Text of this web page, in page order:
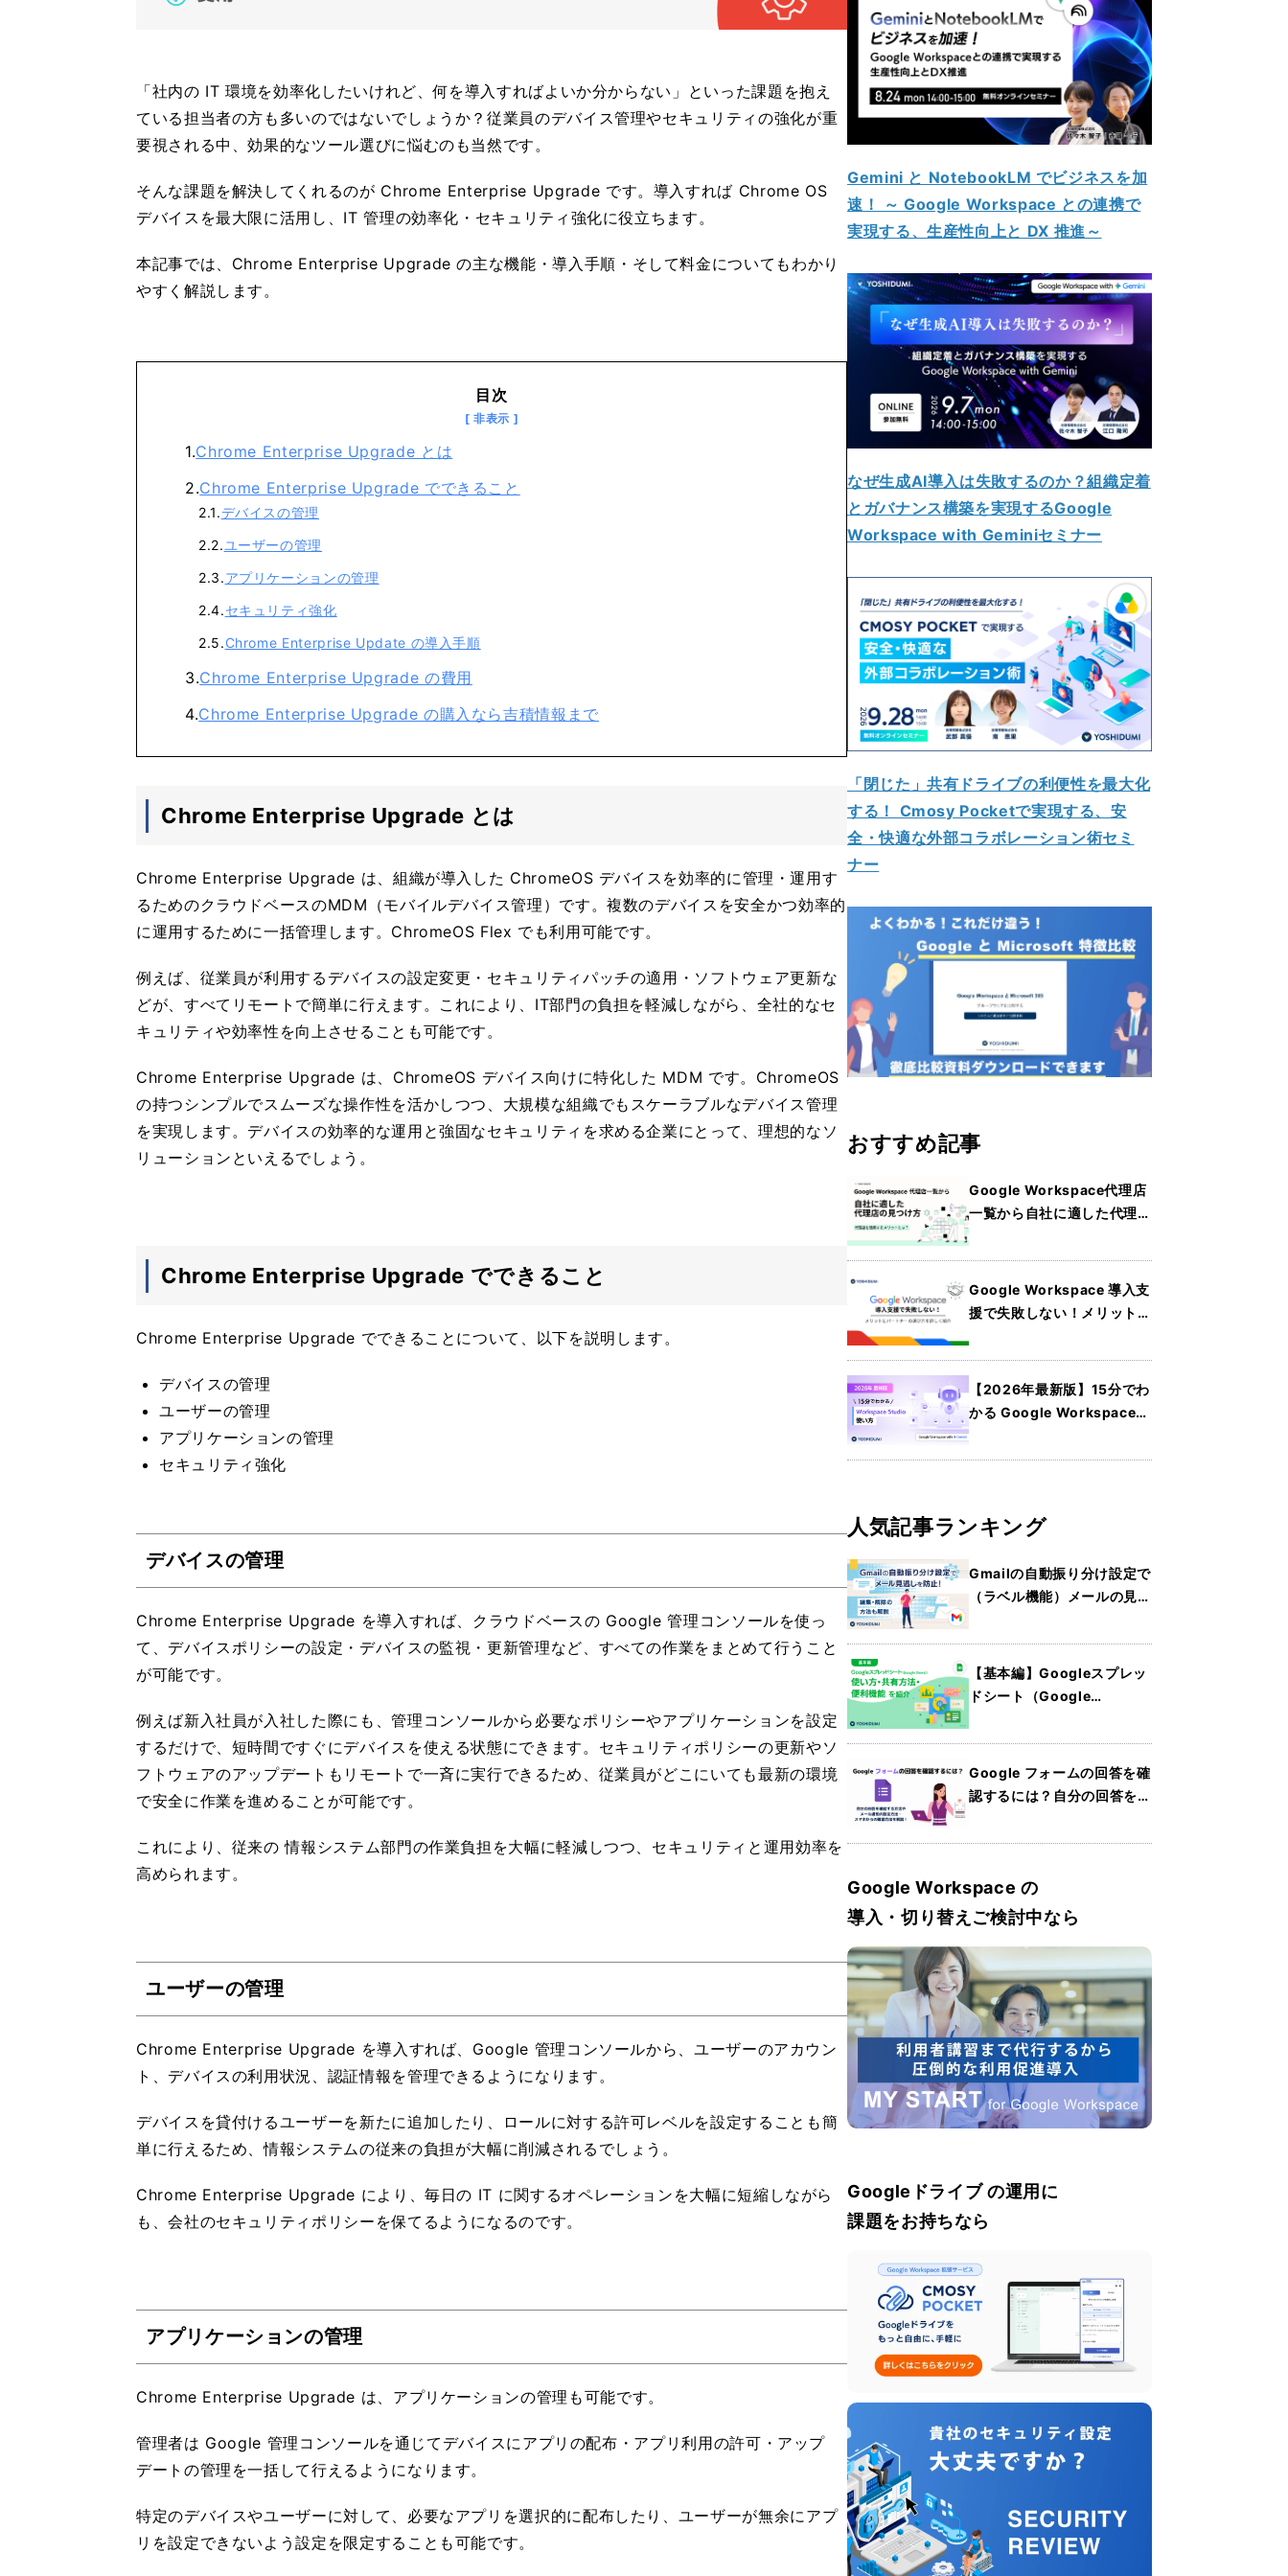
「社内の IT 環境を効率化したいけれど、何を導入すればよいか分からない」といった課題を抱え
ている担当者の方も多いのではないでしょうか？従業員のデバイス管理やセキュリティの強化が重
要視される中、効果的なツール選びに悩むのも当然です。
そんな課題を解決してくれるのが Chrome Enterprise Upgrade です。導入すれば Chrome OS
デバイスを最大限に活用し、IT 管理の効率化・セキュリティ強化に役立ちます。
本記事では、Chrome Enterprise Upgrade の主な機能・導入手順・そして料金についてもわかり
やすく解説します。
目次
Chrome Enterprise Upgrade とは
Chrome Enterprise Upgrade でできること
デバイスの管理
ユーザーの管理
アプリケーションの管理
セキュリティ強化
Chrome Enterprise Update の導入手順
Chrome Enterprise Upgrade の費用
Chrome Enterprise Upgrade の購入なら吉積情報まで
Chrome Enterprise Upgrade とは
Chrome Enterprise Upgrade は、組織が導入した ChromeOS デバイスを効率的に管理・運用す
るためのクラウドベースのMDM（モバイルデバイス管理）です。複数のデバイスを安全かつ効率的
に運用するために一括管理します。ChromeOS Flex でも利用可能です。
例えば、従業員が利用するデバイスの設定変更・セキュリティパッチの適用・ソフトウェア更新な
どが、すべてリモートで簡単に行えます。これにより、IT部門の負担を軽減しながら、全社的なセ
キュリティや効率性を向上させることも可能です。
Chrome Enterprise Upgrade は、ChromeOS デバイス向けに特化した MDM です。ChromeOS
の持つシンプルでスムーズな操作性を活かしつつ、大規模な組織でもスケーラブルなデバイス管理
を実現します。デバイスの効率的な運用と強固なセキュリティを求める企業にとって、理想的なソ
リューションといえるでしょう。
Chrome Enterprise Upgrade でできること
Chrome Enterprise Upgrade でできることについて、以下を説明します。
デバイスの管理
ユーザーの管理
アプリケーションの管理
セキュリティ強化
デバイスの管理
Chrome Enterprise Upgrade を導入すれば、クラウドベースの Google 管理コンソールを使っ
て、デバイスポリシーの設定・デバイスの監視・更新管理など、すべての作業をまとめて行うこと
が可能です。
例えば新入社員が入社した際にも、管理コンソールから必要なポリシーやアプリケーションを設定
するだけで、短時間ですぐにデバイスを使える状態にできます。セキュリティポリシーの更新やソ
フトウェアのアップデートもリモートで一斉に実行できるため、従業員がどこにいても最新の環境
で安全に作業を進めることが可能です。
これにより、従来の 情報システム部門の作業負担を大幅に軽減しつつ、セキュリティと運用効率を
高められます。
ユーザーの管理
Chrome Enterprise Upgrade を導入すれば、Google 管理コンソールから、ユーザーのアカウン
ト、デバイスの利用状況、認証情報を管理できるようになります。
デバイスを貸付けるユーザーを新たに追加したり、ロールに対する許可レベルを設定することも簡
単に行えるため、情報システムの従来の負担が大幅に削減されるでしょう。
Chrome Enterprise Upgrade により、毎日の IT に関するオペレーションを大幅に短縮しながら
も、会社のセキュリティポリシーを保てるようになるのです。
アプリケーションの管理
Chrome Enterprise Upgrade は、アプリケーションの管理も可能です。
管理者は Google 管理コンソールを通じてデバイスにアプリの配布・アプリ利用の許可・アップ
デートの管理を一括して行えるようになります。
特定のデバイスやユーザーに対して、必要なアプリを選択的に配布したり、ユーザーが無余にアプ
リを設定できないよう設定を限定することも可能です。
Gemini と NotebookLM でビジネスを加
速！ ～ Google Workspace との連携で
実現する、生産性向上と DX 推進～
なぜ生成AI導入は失敗するのか？組織定着
とガバナンス構築を実現するGoogle
Workspace with Geminiセミナー
「閉じた」共有ドライブの利便性を最大化
する！ Cmosy Pocketで実現する、安
全・快適な外部コラボレーション術セミ
ナー
おすすめ記事
Google Workspace代理店
一覧から自社に適した代理店
く紹介
Google Workspace 導入支
援で失敗しない！メリットと
紹介
【2026年最新版】15分でわ
かる Google Workspace
人気記事ランキング
Gmailの自動振り分け設定で
（ラベル機能）メールの見逃
も解説
【基本編】Googleスプレッ
ドシート（Google
法・便利機能を紹介
Google フォームの回答を確
認するには？自分の回答を確
定方法・スマホからの確認方
Google Workspace の
導入・切り替えご検討中なら
Googleドライブ の運用に
課題をお持ちなら